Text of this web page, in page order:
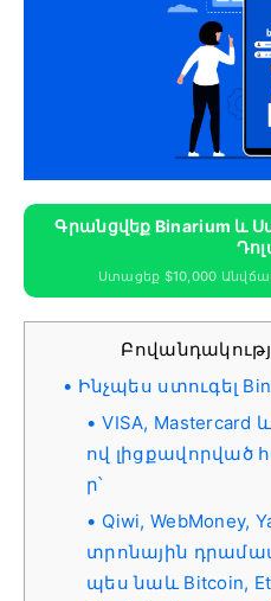
Գրանցվեք Binarium ԵՒ
Ստացեք $10,000
Ինչպես ստուգել
VISA, Mastercard
ով լիցքավորված
ր՝
Qiwi, WebMoney,
տրոնային
պես նաև Bitcoin,